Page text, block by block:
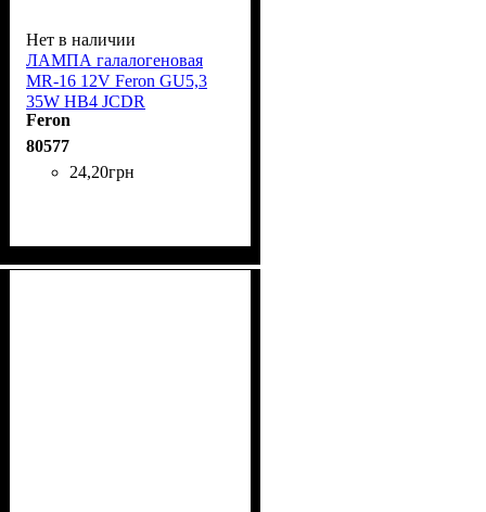
Нет в наличии
ЛАМПА галалогеновая
MR-16 12V Feron GU5,3
35W HB4 JCDR
Feron
80577
24,20грн